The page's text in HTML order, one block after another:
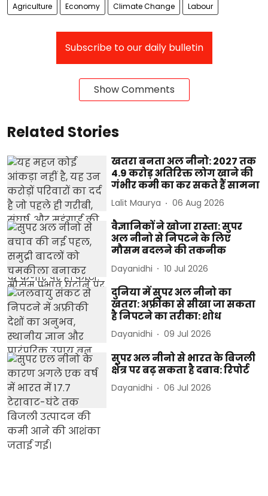
Agriculture Economy Climate Change Labour
Subscribe to our daily bulletin
Show Comments
Related Stories
खतरा बनता अल नीनो: 2027 तक
4.9 करोड़ अतिरिक्त लोग खाने की
गंभीर कमी का कर सकते हैं सामना
Lalit Maurya 06 Aug 2026
वैज्ञानिकों ने खोजा रास्ता: सुपर
अल नीनो से निपटने के लिए
मौसम बदलने की तकनीक
Dayanidhi 10 Jul 2026
दुनिया में सुपर अल नीनो का
खतरा: अफ्रीका से सीखा जा सकता
है निपटने का तरीका: शोध
Dayanidhi 09 Jul 2026
सुपर अल नीनो से भारत के बिजली
क्षेत्र पर बढ़ सकता है दबाव: रिपोर्ट
Dayanidhi 06 Jul 2026